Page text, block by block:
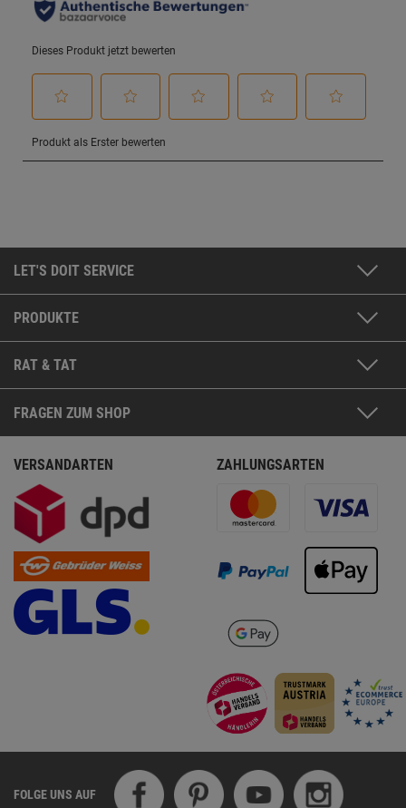
LET'S DOIT SERVICE
PRODUKTE
RAT & TAT
FRAGEN ZUM SHOP
VERSANDARTEN ZAHLUNGSARTEN
FOLGE UNS AUF